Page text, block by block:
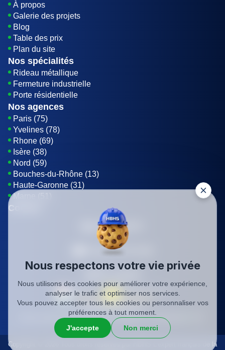
À propos
Galerie des projets
Blog
Table des prix
Plan du site
Nos spécialités
Rideau métallique
Fermeture industrielle
Porte résidentielle
Nos agences
Paris (75)
Yvelines (78)
Rhone (69)
Isère (38)
Nord (59)
Bouches-du-Rhône (13)
Haute-Garonne (31)
Marne (51)
Contact
01 85 42 08 07
Envoyer un E-mail
SIREN: 819116823
Charte qualité Mentions légales Politique de confidentialité
Copyright © 2026 Tous droits réservés par HBHS L'expert français de la
Nous respectons votre vie privée
Nous utilisons des cookies pour améliorer votre expérience,
analyser le trafic et optimiser nos services.
Vous pouvez accepter tous les cookies ou personnaliser vos
préférences à tout moment.
J'accepte
Non merci